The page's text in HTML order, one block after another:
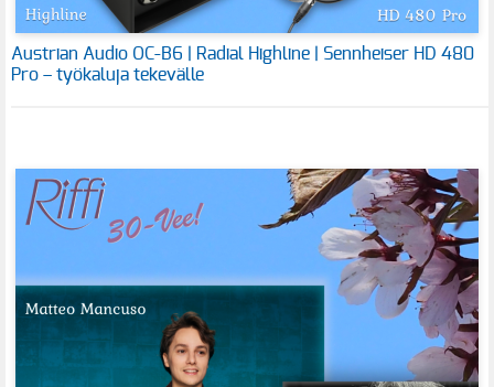
Austrian Audio OC-B6 | Radial Highline | Sennheiser HD 480
Pro – työkaluja tekevälle